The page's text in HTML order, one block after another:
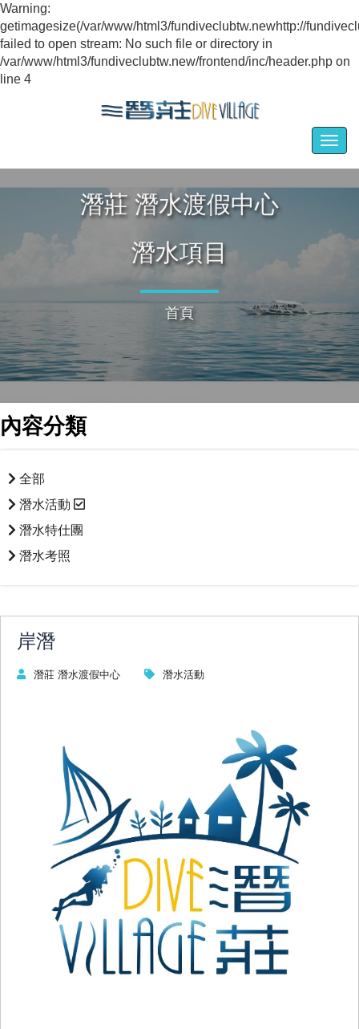
Warning:
getimagesize(/var/www/html3/fundiveclubtw.newhttp://
failed to open stream: No such file or directory in
/var/www/html3/fundiveclubtw.new/frontend/inc/header.php on
line 4
潛莊 潛水渡假中心
潛水項目
首頁
內容分類
全部
潛水活動
潛水特仕團
潛水考照
岸潛
潛莊 潛水渡假中心 潛水活動